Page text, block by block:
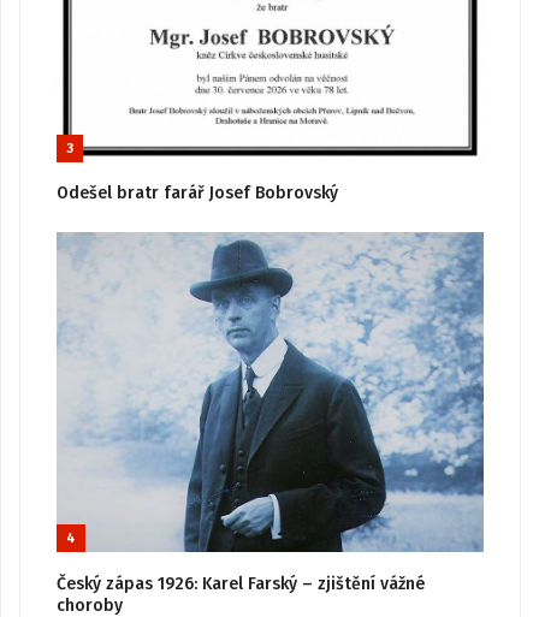
3
Odešel bratr farář Josef Bobrovský
4
Český zápas 1926: Karel Farský – zjištění vážné
choroby